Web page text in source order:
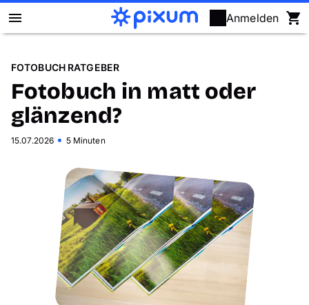
Anmelden
Fotos
Wandbilder
Fotokalender
Fotogeschenke
Fotopuzzle
Grußkarten
FOTOBUCH RATGEBER
Fotobuch in matt oder
glänzend?
15.07.2026 • 5 Minuten